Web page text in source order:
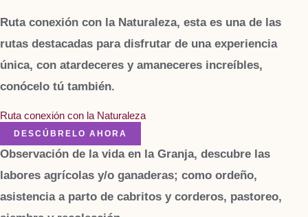
Ruta conexión con la Naturaleza, esta es una de las
rutas destacadas para disfrutar de una experiencia
única, con atardeceres y amaneceres increíbles,
conócelo tú también.
Ruta conexión con la Naturaleza
DESCÚBRELO AHORA
Observación de la vida en la Granja, descubre las
labores agrícolas y/o ganaderas; como ordeño,
asistencia a parto de cabritos y corderos, pastoreo,